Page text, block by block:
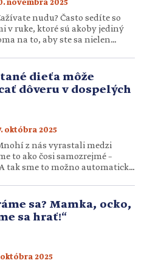
novembra 2025
nudu? Často sedíte so
v ruke, ktoré sú akoby jediný
na to, aby ste sa nielen
Zahrajte sa. Najprv sa však
do očí. […]dieťa môže
dôveru v dospelých
októbra 2025
z nás vyrastali medzi
to ako čosi samozrejmé –
tak sme to možno automaticky
po zadku… Čo ak sa to dá robiť
sa? Mamka, ocko,
sa hrať!“
októbra 2025